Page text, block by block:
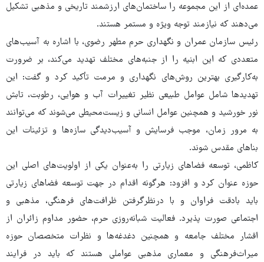
عمده‌ای از این مجموعه را ساختمان‌های ارزشمند تاریخی و مذهبی تشکیل
می‌دهند که نیازمند توجه ویژه و مستمر هستند.
رئیس سازمان عمران و نگهداری حرم مطهر رضوی، با اشاره به آسیب‌های
متعددی که این ابنیه را از جنبه‌های مختلف تهدید می‌کند، بر ضرورت
به‌کارگیری بهترین روش‌های نگهداری و مرمت تأکید کرد و گفت: این
تهدیدها شامل عوامل طبیعی نظیر تغییرات آب و هوایی، رطوبت، تابش
نور خورشید و همچنین عوامل انسانی و زیست‌محیطی می‌شوند که می‌توانند
به مرور زمان، موجب فرسایش و آسیب‌دیدگی سازه‌ها و تزئینات این
بناهای مقدس شوند.
کاظمی، توسعه فضاهای زیارتی را به‌عنوان یکی از اولویت‌های اصلی این
حوزه عنوان کرد و افزود: هرگونه اقدام در جهت توسعه فضاهای زیارتی
باید بادقت فراوان و با درنظرگرفتن ظرافت‌های فرهنگی، مذهبی و
اجتماعی صورت پذیرد. فعالیت شبانه‌روزی حرم، حضور مداوم زائران از
اقشار مختلف جامعه و همچنین دغدغه‌ها و نظرات متخصصان حوزه
میراث‌فرهنگی و معماری مذهبی عواملی هستند که باید در فرایند